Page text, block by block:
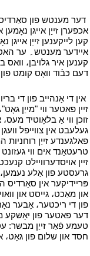
דער מענטש פון
אכפערן זייַן אייגן
קען לייקענען זייַן
איידער מענטש۔ ער האט
קענען איר גלויבן، וואס
דעם כּבֿוד וואָס קומט פון די
אין די אָנהייב פון די
זיין פאטער ווי "מייַן
זוכן ווי אַ בלאָוטיד
געלעבט אין צווייפל
פאלגענדע זייַן
טרעטאַנד אים ווי געזונט
זיין אויסדערוויילט
גרעסטע פון אַלע
פּריידיקער אין סאַרדיס
און מאַכט، גייסט און
פון די ריכטער، אָבער
דער פאטער פון יאָשקע
טעמע פֿאַר זייַן מבשר:
חסד און שלום פון גאָט،